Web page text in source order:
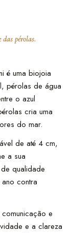
pérolas.
é uma biojoia
pérolas de água
o azul
cria uma
do mar.
de até 4 cm,
a sua
qualidade
contra
e
e a clareza